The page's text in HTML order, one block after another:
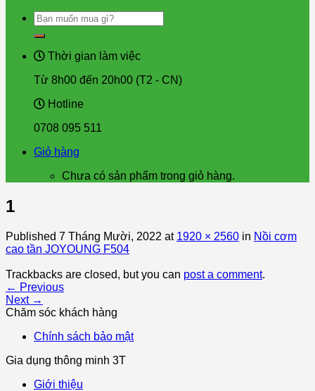
Tìm
kiếm:
Thời gian làm việc
Từ 8h00 đến 20h00 (T2 - CN)
Hotline
0708 095 511
Giỏ hàng
Chưa có sản phẩm trong giỏ hàng.
1
Published 7 Tháng Mười, 2022 at 1920 × 2560 in Nồi cơm
cao tần JOYOUNG F504
Trackbacks are closed, but you can post a comment.
← Previous
Next →
Chăm sóc khách hàng
Chính sách bảo mật
Gia dụng thông minh 3T
Giới thiệu